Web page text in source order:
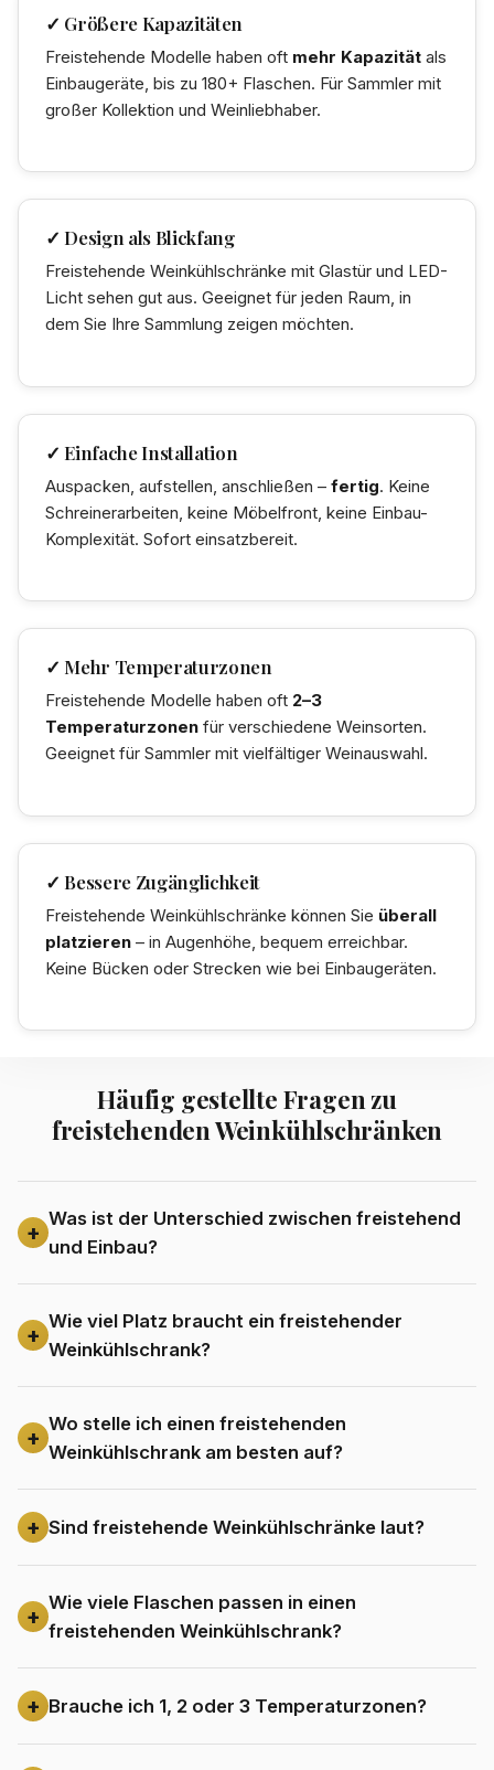
✓ Größere Kapazitäten
Freistehende Modelle haben oft mehr Kapazität als
Einbaugeräte, bis zu 180+ Flaschen. Für Sammler mit
großer Kollektion und Weinliebhaber.
✓ Design als Blickfang
Freistehende Weinkühlschränke mit Glastür und LED-
Licht sehen gut aus. Geeignet für jeden Raum, in
dem Sie Ihre Sammlung zeigen möchten.
✓ Einfache Installation
Auspacken, aufstellen, anschließen – fertig. Keine
Schreinerarbeiten, keine Möbelfront, keine Einbau-
Komplexität. Sofort einsatzbereit.
✓ Mehr Temperaturzonen
Freistehende Modelle haben oft 2–3
Temperaturzonen für verschiedene Weinsorten.
Geeignet für Sammler mit vielfältiger Weinauswahl.
✓ Bessere Zugänglichkeit
Freistehende Weinkühlschränke können Sie überall
platzieren – in Augenhöhe, bequem erreichbar.
Keine Bücken oder Strecken wie bei Einbaugeräten.
Häufig gestellte Fragen zu
freistehenden Weinkühlschränken
Was ist der Unterschied zwischen freistehend
und Einbau?
Wie viel Platz braucht ein freistehender
Weinkühlschrank?
Wo stelle ich einen freistehenden
Weinkühlschrank am besten auf?
Sind freistehende Weinkühlschränke laut?
Wie viele Flaschen passen in einen
freistehenden Weinkühlschrank?
Brauche ich 1, 2 oder 3 Temperaturzonen?